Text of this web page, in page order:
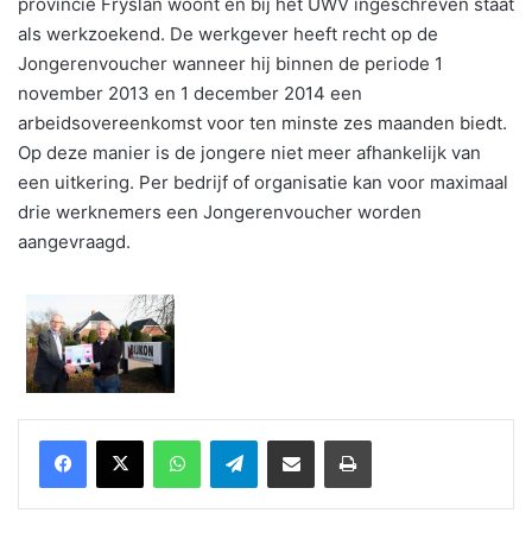
als werkzoekend. De werkgever heeft recht op de
Jongerenvoucher wanneer hij binnen de periode 1
november 2013 en 1 december 2014 een
arbeidsovereenkomst voor ten minste zes maanden biedt.
Op deze manier is de jongere niet meer afhankelijk van
een uitkering. Per bedrijf of organisatie kan voor maximaal
drie werknemers een Jongerenvoucher worden
aangevraagd.
WhatsAppTelegramDelen via Email Print